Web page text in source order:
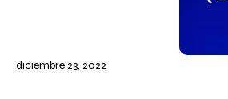
diciembre 23, 2022